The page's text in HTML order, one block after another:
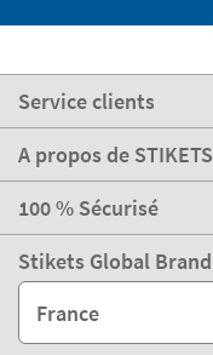
Service clients
A propos de STIKETS
100 % Sécurisé
Stikets Global Brand
France